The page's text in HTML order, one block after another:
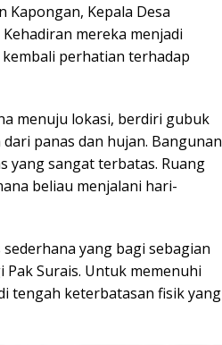
Kepala Desa
mereka menjadi
perhatian terhadap
menuju lokasi, berdiri gubuk
panas dan hujan. Bangunan
yang sangat terbatas. Ruang
beliau menjalani hari-
yang bagi sebagian
Surais. Untuk memenuhi
tengah keterbatasan fisik yang